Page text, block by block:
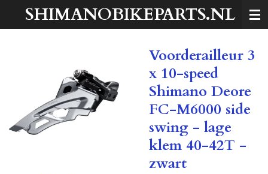
SHIMANOBIKEPARTS.NL
Voorderailleur 3
x 10-speed
Shimano Deore
FC-M6000 side
swing - lage
klem 40-42T -
zwart